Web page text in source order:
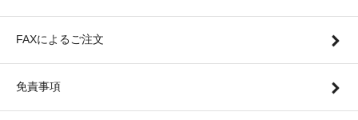
FAXによるご注文
免責事項